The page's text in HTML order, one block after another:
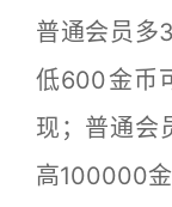
普通会员多
低600金币
现；普通会
高100000